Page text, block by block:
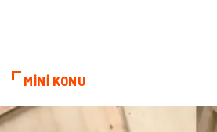
MİNİ KONU